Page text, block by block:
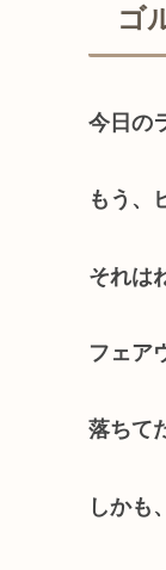
ゴ
今日の
もう、
それは
フェア
落ちて
しかも